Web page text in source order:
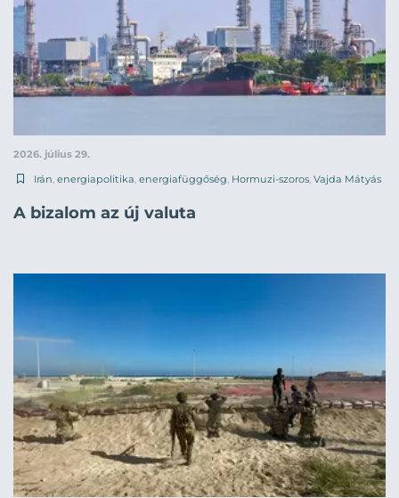
2026. július 29.
Irán, energiapolitika, energiafüggőség, Hormuzi-szoros, Vajda Mátyás
A bizalom az új valuta